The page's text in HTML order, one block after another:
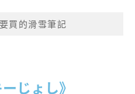
買的滑雪筆記